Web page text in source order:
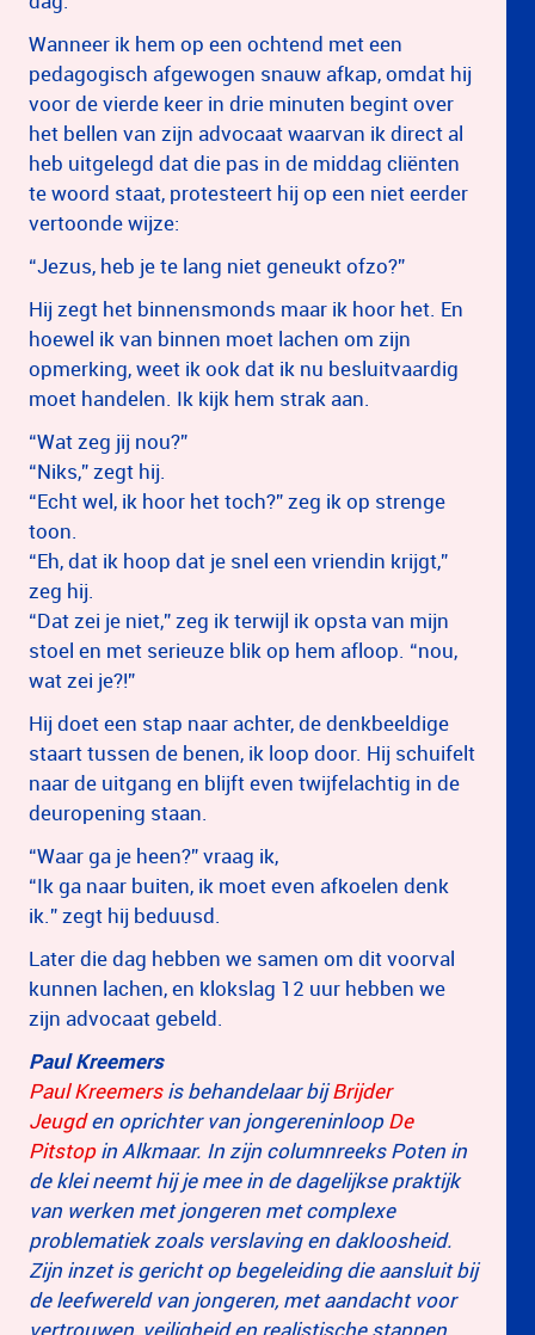
Wanneer ik hem op een ochtend met een
pedagogisch afgewogen snauw afkap, omdat hij
voor de vierde keer in drie minuten begint over
het bellen van zijn advocaat waarvan ik direct al
heb uitgelegd dat die pas in de middag cliënten
te woord staat, protesteert hij op een niet eerder
vertoonde wijze:
“Jezus, heb je te lang niet geneukt ofzo?”
Hij zegt het binnensmonds maar ik hoor het. En
hoewel ik van binnen moet lachen om zijn
opmerking, weet ik ook dat ik nu besluitvaardig
moet handelen. Ik kijk hem strak aan.
“Wat zeg jij nou?”
“Niks,” zegt hij.
“Echt wel, ik hoor het toch?” zeg ik op strenge
toon.
“Eh, dat ik hoop dat je snel een vriendin krijgt,”
zeg hij.
“Dat zei je niet,” zeg ik terwijl ik opsta van mijn
stoel en met serieuze blik op hem afloop. “nou,
wat zei je?!”
Hij doet een stap naar achter, de denkbeeldige
staart tussen de benen, ik loop door. Hij schuifelt
naar de uitgang en blijft even twijfelachtig in de
deuropening staan.
“Waar ga je heen?” vraag ik,
“Ik ga naar buiten, ik moet even afkoelen denk
ik.” zegt hij beduusd.
Later die dag hebben we samen om dit voorval
kunnen lachen, en klokslag 12 uur hebben we
zijn advocaat gebeld.
Paul Kreemers
Paul Kreemersis behandelaar bij Brijder
Jeugden oprichter van jongereninloopDe
Pitstopin Alkmaar. In zijn columnreeks Poten in
de klei neemt hij je mee in de dagelijkse praktijk
van werken met jongeren met complexe
problematiek zoals verslaving en dakloosheid.
Zijn inzet is gericht op begeleiding die aansluit bij
de leefwereld van jongeren, met aandacht voor
vertrouwen, veiligheid en realistische stappen